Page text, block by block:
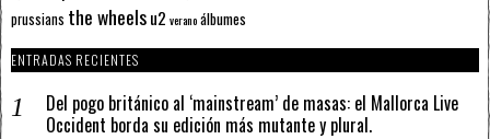
prussians the wheelsu2 veranoálbumes
ENTRADAS RECIENTES
Del pogo británico al ‘mainstream’ de masas: el Mallorca Live
Occident borda su edición más mutante y plural.